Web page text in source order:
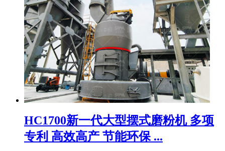
HC1700新一代大型摆式磨粉机 多项
专利 高效高产 节能环保 ...